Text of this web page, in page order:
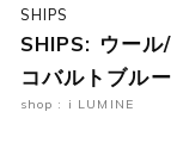
SHIPS
SHIPS: ウー
コバルトブルー
shop : i LUMINE